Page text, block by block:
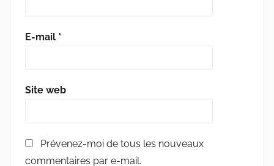
E-mail *
Site web
Prévenez-moi de tous les nouveaux
commentaires par e-mail.